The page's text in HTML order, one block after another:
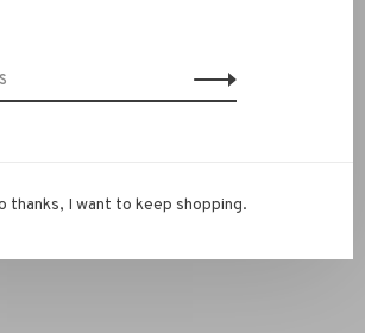
thanks, I want to keep shopping.